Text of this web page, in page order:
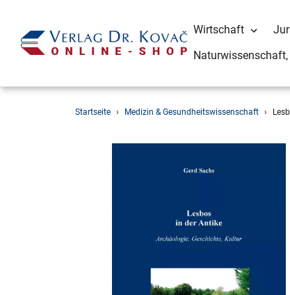
Wirtschaft
Startseite › Medizin & Gesundheitswissenschaft ›